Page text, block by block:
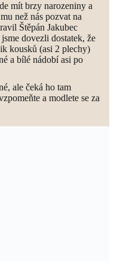
mít brzy narozeniny a
než nás pozvat na
Štěpán Jakubec
dovezli dostatek, že
kousků (asi 2 plechy)
a bílé nádobí asi po
ale čeká ho tam
a modlete se za